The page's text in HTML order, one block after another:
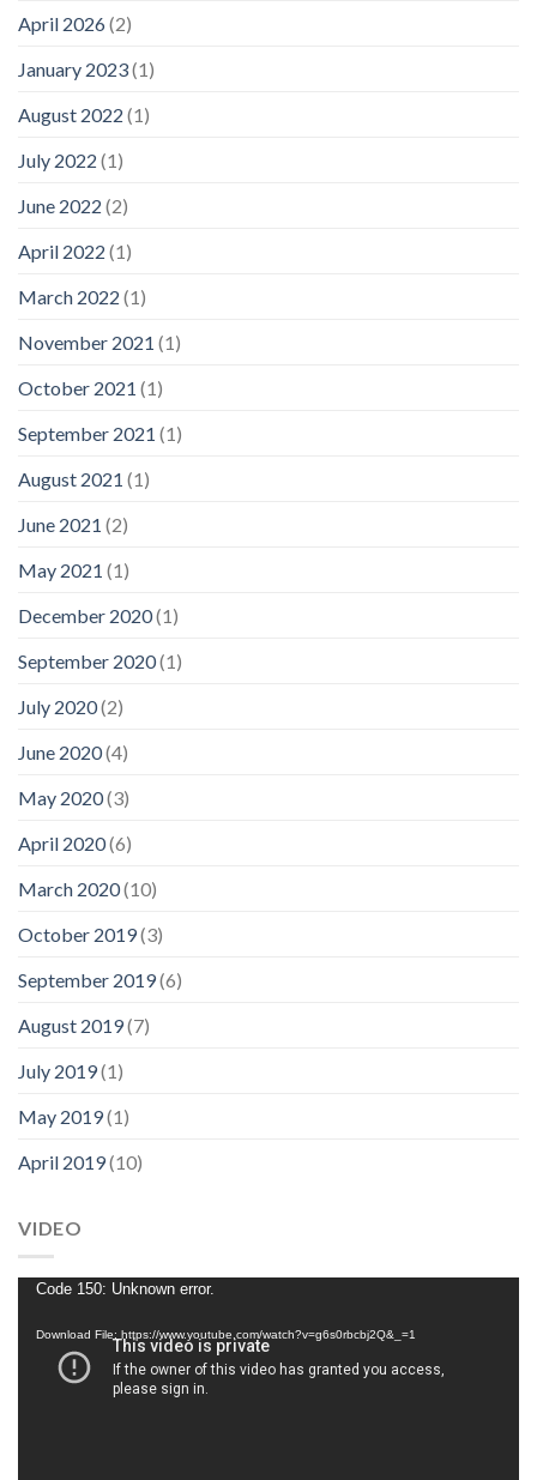
April 2026(2)
January 2023(1)
August 2022 (1)
July 2022 (1)
June 2022 (2)
April 2022 (1)
March 2022 (1)
November 2021 (1)
October 2021 (1)
September 2021 (1)
August 2021 (1)
June 2021 (2)
May 2021 (1)
December 2020(1)
September 2020(1)
July 2020(2)
June 2020(4)
May 2020(3)
April 2020(6)
March 2020(10)
October 2019(3)
September 2019(6)
August 2019(7)
July 2019(1)
May 2019(1)
April 2019(10)
VIDEO
Video
Code 150: Unknown error.
Download File: https://www.youtube.com/watch?v=g6s0rbcbj2Q&_=1